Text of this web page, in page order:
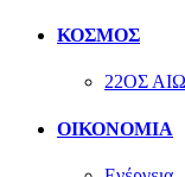
ΚΟΣΜΟΣ
22ΟΣ
ΟΙΚΟΝΟΜΙΑ